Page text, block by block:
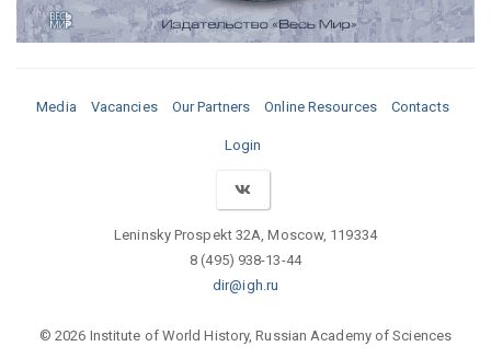
Media Vacancies Our Partners Online Resources Contacts
Login
Leninsky Prospekt 32A, Moscow, 119334
8 (495) 938-13-44
dir@igh.ru
© 2026 Institute of World History, Russian Academy of Sciences